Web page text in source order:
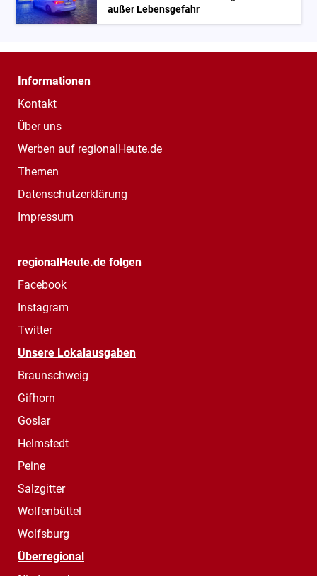
außer Lebensgefahr
Informationen
Kontakt
Über uns
Werben auf regionalHeute.de
Themen
Datenschutzerklärung
Impressum
regionalHeute.de folgen
Facebook
Instagram
Twitter
Unsere Lokalausgaben
Braunschweig
Gifhorn
Goslar
Helmstedt
Peine
Salzgitter
Wolfenbüttel
Wolfsburg
Überregional